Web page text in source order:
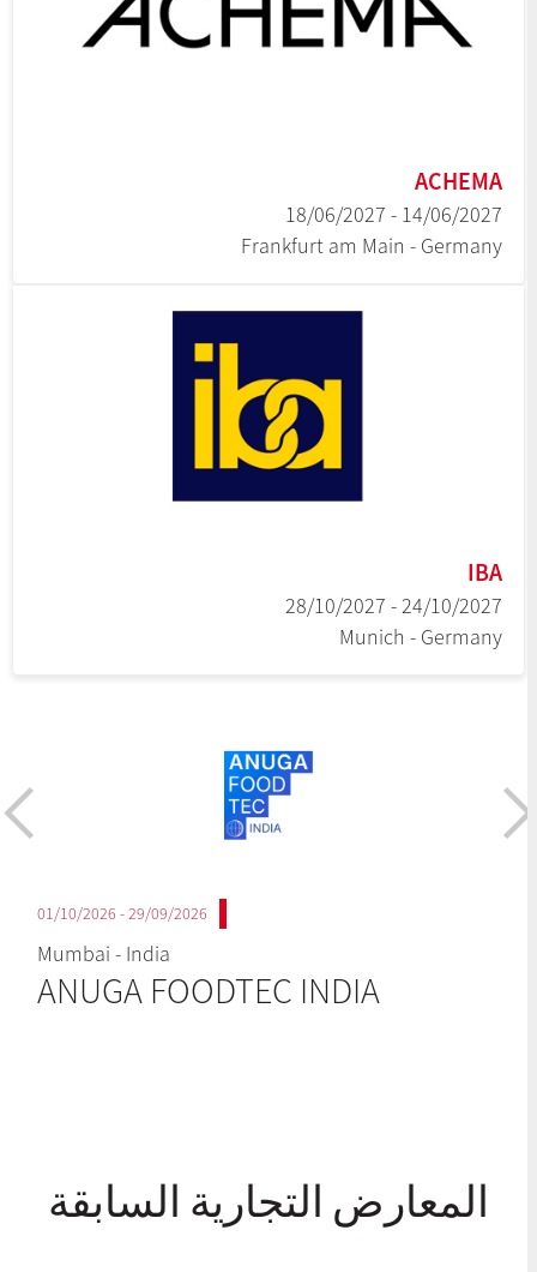
ACHEMA
14/06/2027 - 18/06/2027
Frankfurt am Main - Germany
IBA
24/10/2027 - 28/10/2027
Munich - Germany
29/09/2026 - 01/10/2026
Mumbai - India
ANUGA FOODTEC INDIA
المعارض التجارية السابقة